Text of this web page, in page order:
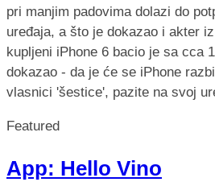
pri manjim padovima dolazi do
uređaja, a što je dokazao i akter
kupljeni iPhone 6 bacio je sa cca
dokazao - da je će se iPhone
vlasnici 'šestice', pazite na svoj
Featured
App: Hello Vino